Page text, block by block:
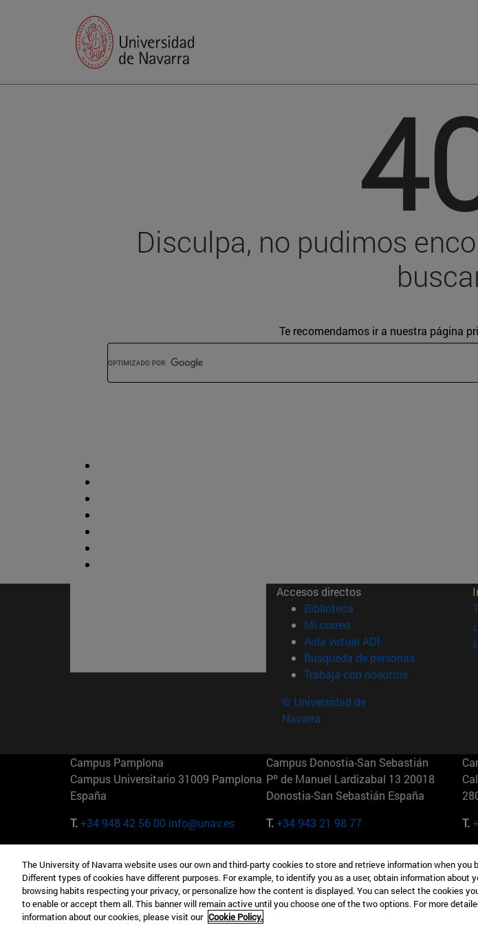
Disculpa, no pudimos
Te recomendamos ir a nuestra página
Accesos directos
Biblioteca (abre en nueva ventana)
Mi correo(abre en nueva ventana)
Aula virtual ADI (abre en nueva
Búsqueda de personas(abre en
Trabaja con nosotros(abre en
© Universidad de
Navarra
Campus Pamplona
Campus Universitario 31009 Pamplona
España
T.+34 948 42 56 00 info@unav.es
Campus Donostia-San Sebastián
Pº de Manuel Lardizabal 13 20018
Donostia-San Sebastián España
T.+34 943 21 98 77
T.
Camino del Cerro Águila 3 28023
Madrid España
T.+34 912 11 30 00
165 W 57th St 10019-2201 Nueva York
EE.UU
T.+1 646 346 8850
T.
The University of Navarra website uses our own and third-party cookies to store and retrieve information when you
Different types of cookies have different purposes. For example, to identify you as a user, obtain information about
browsing habits respecting your privacy, or personalize how the content is displayed. You can select the cookies
to enable or accept them all. This banner will remain active until you choose one of the two options. For more
information about our cookies, please visit our Cookie Policy.